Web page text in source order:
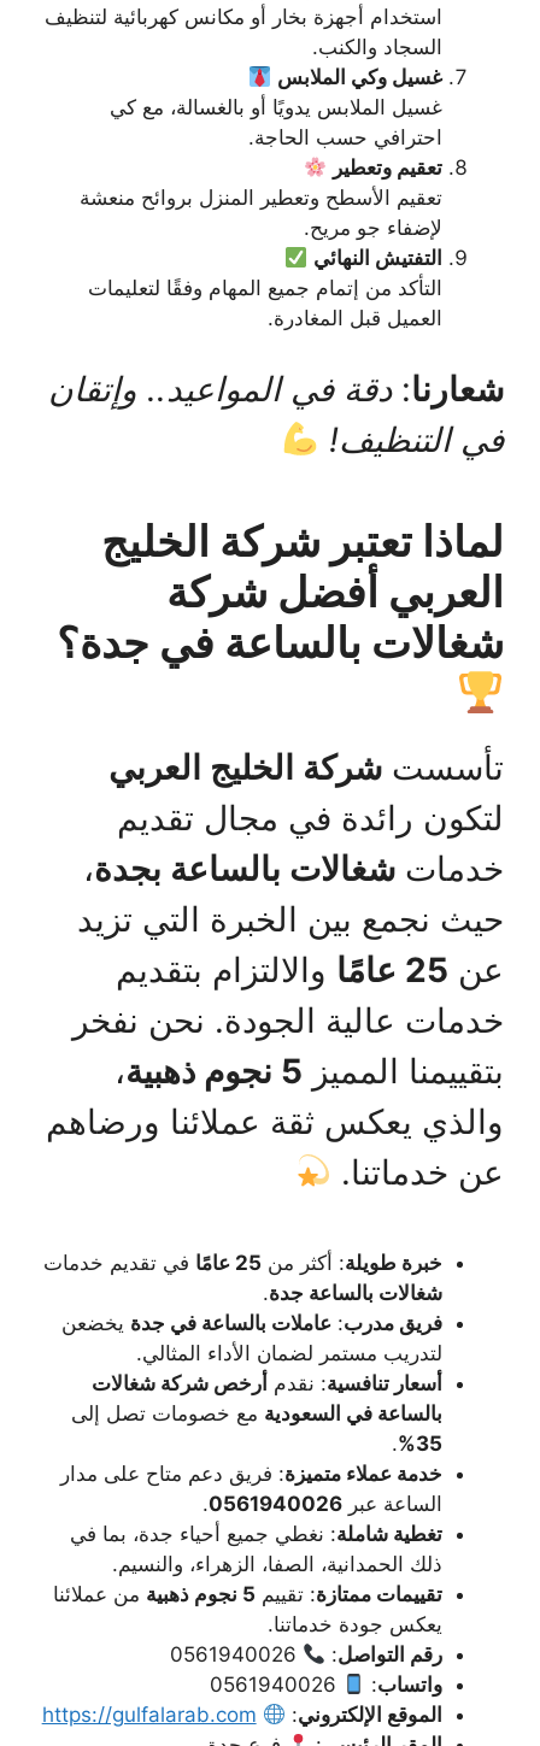
استخدام أجهزة بخار أو مكانس كهربائية لتنظيف
السجاد والكنب.
غسيل وكي الملابس
غسيل الملابس يدويًا أو بالغسالة، مع كي
احترافي حسب الحاجة.
تعقيم وتعطير
تعقيم الأسطح وتعطير المنزل بروائح منعشة
لإضفاء جو مريح.
التفتيش النهائي
التأكد من إتمام جميع المهام وفقًا لتعليمات
العميل قبل المغادرة.
شعارنا:دقة في المواعيد.. وإتقان
في التنظيف!
لماذا تعتبر شركة الخليج
العربي أفضل شركة
شغالات بالساعة في جدة؟
تأسست شركة الخليج العربي
لتكون رائدة في مجال تقديم
خدمات شغالات بالساعة بجدة،
حيث نجمع بين الخبرة التي تزيد
عن 25 عامًا
والالتزام بتقديم
خدمات عالية الجودة. نحن نفخر
بتقييمنا المميز 5 نجوم ذهبية
،
والذي يعكس ثقة عملائنا ورضاهم
عن خدماتنا.
خبرة طويلة: أكثر من 25 عامًا
في تقديم خدمات
شغالات بالساعة جدة.
فريق مدرب: عاملات بالساعة في جدة يخضعن
لتدريب مستمر لضمان الأداء المثالي.
أسعار تنافسية: نقدم أرخص شركة شغالات
بالساعة في السعودية مع خصومات تصل إلى
35%
.
خدمة عملاء متميزة: فريق دعم متاح على مدار
الساعة عبر 0561940026
.
تغطية شاملة: نغطي جميع أحياء جدة، بما في
ذلك الحمدانية، الصفا، الزهراء، والنسيم.
تقييمات ممتازة: تقييم 5 نجوم ذهبية
من عملائنا
يعكس جودة خدماتنا.
رقم التواصل:
واتساب:
الموقع الإلكتروني:
https://gulfalarab.com